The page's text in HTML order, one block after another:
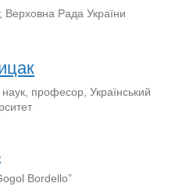
Верховна Рада України
наук, професор, Український
Bordello”